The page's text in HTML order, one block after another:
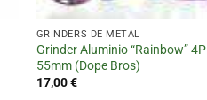
GRINDERS DE METAL
Grinder Aluminio “Rainbow” 4P
55mm (Dope Bros)
17,00€